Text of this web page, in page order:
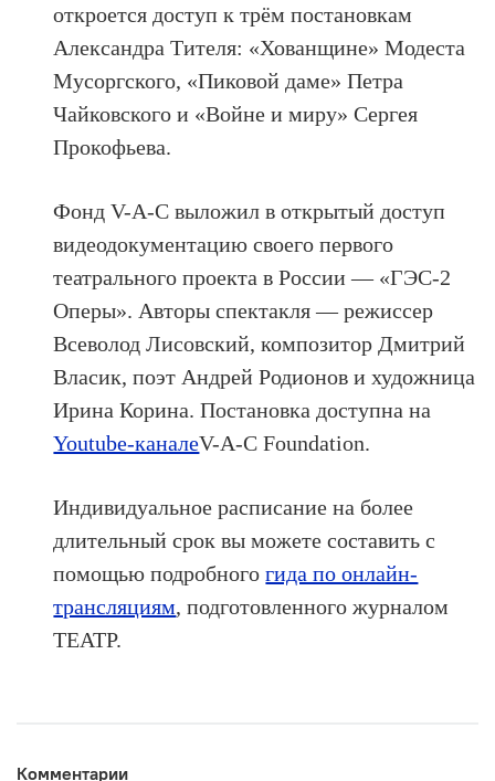
откроется доступ к трём постановкам
Александра Тителя: «Хованщине» Модеста
Мусоргского, «Пиковой даме» Петра
Чайковского и «Войне и миру» Сергея
Прокофьева.
Фонд V-A-C выложил в открытый доступ
видеодокументацию своего первого
театрального проекта в России — «ГЭС-2
Оперы». Авторы спектакля — режиссер
Всеволод Лисовский, композитор Дмитрий
Власик, поэт Андрей Родионов и художница
Ирина Корина. Постановка доступна на
Youtube-каналеV-A-C Foundation.
Индивидуальное расписание на более
длительный срок вы можете составить с
помощью подробногогида по онлайн-
трансляциям, подготовленного журналом
ТЕАТР.
Комментарии